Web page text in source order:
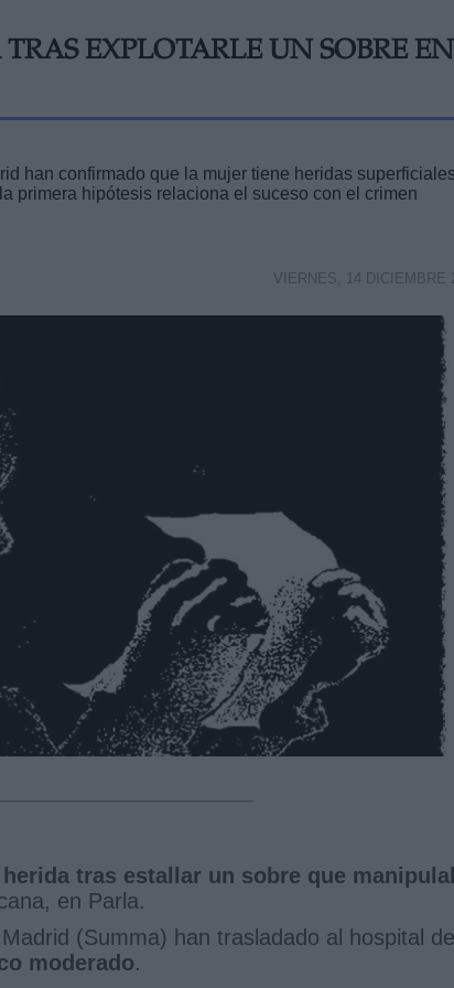
EXPLOTARLE UN SOBRE EN
han confirmado que la mujer tiene heridas
primera hipótesis relaciona el suceso con el crimen
VIERNES, 14 DICIEMBRE
herida tras estallar un sobre que
en Parla.
(Summa) han trasladado al hospital
moderado.